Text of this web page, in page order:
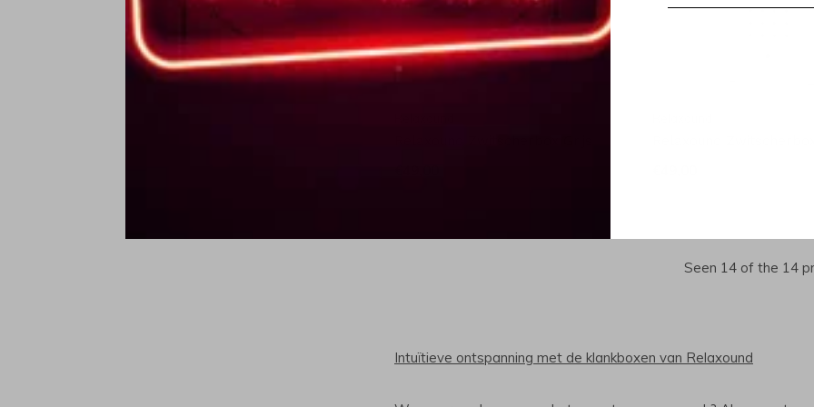
Seen 14 of the 14
Intuïtieve ontspanning met de klankboxen van Relaxound